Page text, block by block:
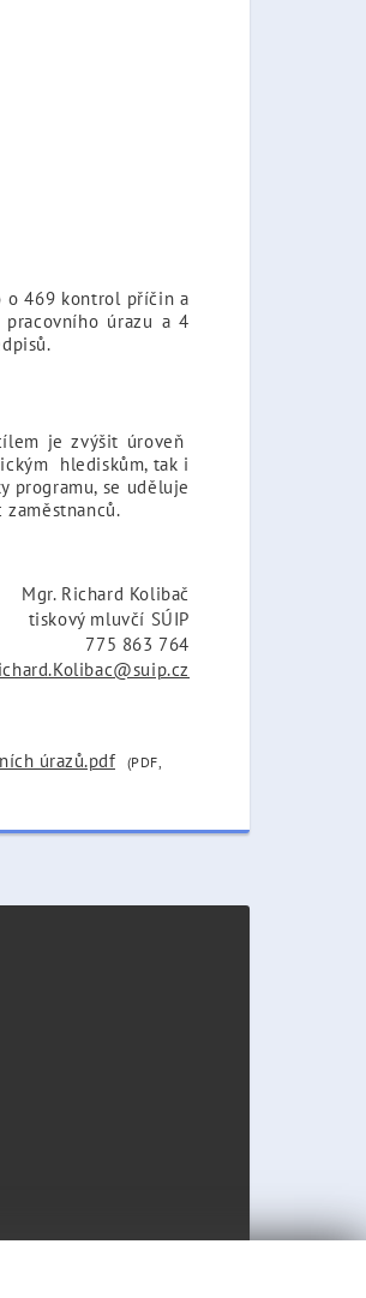
o 469 kontrol příčin a
úrazu a 4
je zvýšit úroveň
hlediskům, tak i
programu, se uděluje
Mgr. Richard Kolibač
tiskový mluvčí SÚIP
775 863 764
úrazů.pdf
(PDF,